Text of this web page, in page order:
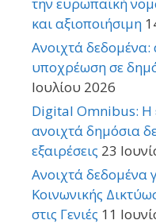
και αξιοποιήσιμη
Ανοιχτά δεδομένα:
υποχρέωση σε
Ιουλίου 2026
Digital Omnibus: Η
ανοιχτά δημόσια
εξαιρέσεις 23
Ανοιχτά δεδομένα
Κοινωνικής
στις Γενιές 11